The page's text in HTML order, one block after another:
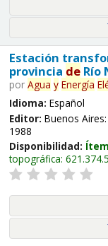
Estación
provincia deRío
por Agua y Energía
Idioma: Español
Editor: Buenos Aires:
1988
Disponibilidad:
topográfica: